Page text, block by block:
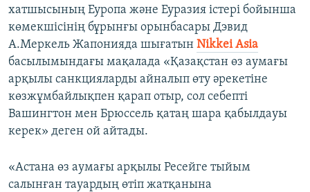
хатшысының Еуропа және Еуразия істері бойынша
көмекшісінің бұрынғы орынбасары Дэвид
А.Меркель Жапонияда шығатын Nikkei Asia
басылымындағы мақалада «Қазақстан өз аумағы
арқылы санкцияларды айналып өту әрекетіне
көзжұмбайлықпен қарап отыр, сол себепті
Вашингтон мен Брюссель қатаң шара қабылдауы
керек» деген ой айтады.
«Астана өз аумағы арқылы Ресейге тыйым
салынған тауардың өтіп жатқанына